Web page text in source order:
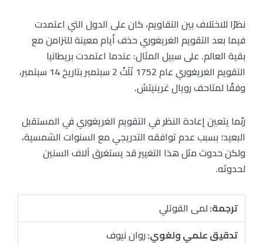
نظرًا للاختلاف بين التقاويم، كان على الدول التي اعتمدت
فيما بعد التقويم الغريغوري حذف أيام معينة للتزامن مع
بقية العالم. على سبيل المثال: عندما اعتمدت بريطانيا
التقويم الغريغوري عام 1752 تَلَتْ 2 سبتمبر بتاريخ 14 سبتمبر،
وفقًا لمتاحف رويال غرينيتش.
ربّما يتعين إعادة النظر في التقويم الغريغوري في المستقبل
البعيد؛ بسبب عدم توافقه التدريجي مع السنوات الشمسية،
ولكن حدوث مثل هذا التغيير قد يستغرق آلاف السنين
لحدوثه.
ترجمة:لمى القوتلي
تدقيق علمي ولغوي:روان نيوف